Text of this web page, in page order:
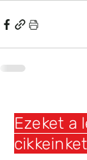
Ezeket a